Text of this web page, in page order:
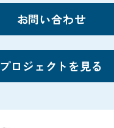
お問い合わせ
プロジェクトを見る